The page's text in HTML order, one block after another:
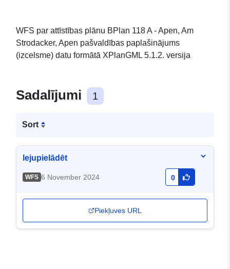
WFS par attīstības plānu BPlan 118 A - Apen, Am
Strodacker, Apen pašvaldības paplašinājums
(izcelsme) datu formātā XPlanGML 5.1.2. versija
Sadalījumi 1
Sort
lejupielādēt
WFS 6 November 2024 0
Piekļuves URL